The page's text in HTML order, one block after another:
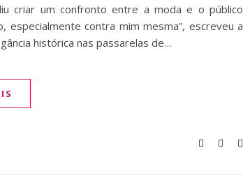
criar um confronto entre a moda e o público
especialmente contra mim mesma”, escreveu a
histórica nas passarelas de…